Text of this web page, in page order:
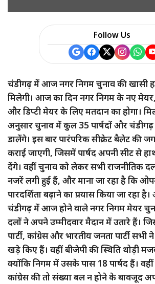
Follow Us
चंडीगढ़ में आज नगर निगम चुनाव की
मिलेगी। आज का दिन नगर निगम के नए मेयर,
और डिप्टी मेयर के लिए मतदान का होगा।
अनुसार चुनाव में कुल 35 पार्षदों और
डालेंगे। इस बार पारंपरिक सीक्रेट बैलेट की
कराई जाएगी, जिसमें पार्षद अपनी सीट से
देंगे। वहीं चुनाव को लेकर सभी राजनीतिक
नजरें लगी हुई हैं, और माना जा रहा है कि ओपन
पारदर्शिता बढ़ाने का प्रयास किया जा रहा
चंडीगढ़ में आज होने वाले नगर निगम मेयर
दलों ने अपने उम्मीदवार मैदान में उतारे हैं।
पार्टी, कांग्रेस और भारतीय जनता पार्टी
खड़े किए हैं। वहीं बीजेपी की स्थिति थोड़ी
क्योंकि निगम में उसके पास 18 पार्षद हैं।
कांग्रेस की तो संख्या बल न होने के बावजूद